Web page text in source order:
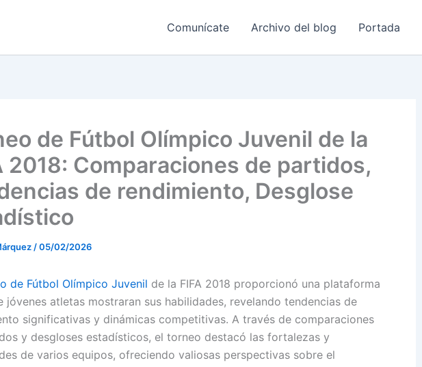
Comunícate Archivo del blog Portada
de Fútbol Olímpico Juvenil de la
2018: Comparaciones de partidos,
de rendimiento, Desglose
/05/02/2026
de Fútbol Olímpico Juvenil de la FIFA 2018 proporcionó una plataforma
jóvenes atletas mostraran sus habilidades, revelando tendencias de
significativas y dinámicas competitivas. A través de comparaciones
y desgloses estadísticos, el torneo destacó las fortalezas y
de varios equipos, ofreciendo valiosas perspectivas sobre el